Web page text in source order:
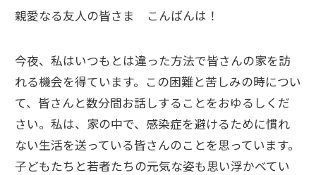
親愛なる友人の皆さま こんばんは！
今夜、私はいつもとは違った方法で皆さんの家を訪
れる機会を得ています。この困難と苦しみの時につい
て、皆さんと数分間お話しすることをおゆるしくだ
さい。私は、家の中で、感染症を避けるために慣れ
ない生活を送っている皆さんのことを思っています。
子どもたちと若者たちの元気な姿も思い浮かべてい